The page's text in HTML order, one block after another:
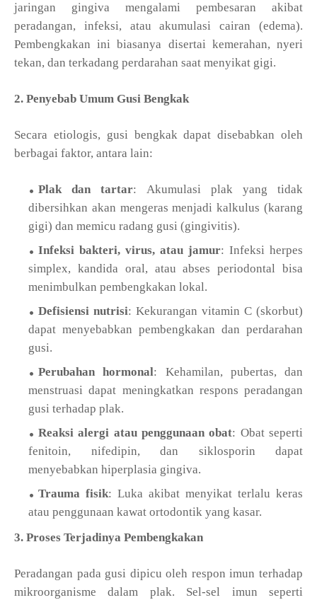
jaringan gingiva mengalami pembesaran akibat
peradangan, infeksi, atau akumulasi cairan (edema).
Pembengkakan ini biasanya disertai kemerahan, nyeri
tekan, dan terkadang perdarahan saat menyikat gigi.
2. Penyebab Umum Gusi Bengkak
Secara etiologis, gusi bengkak dapat disebabkan oleh
berbagai faktor, antara lain:
Plak dan tartar: Akumulasi plak yang tidak
dibersihkan akan mengeras menjadi kalkulus (karang
gigi) dan memicu radang gusi (gingivitis).
Infeksi bakteri, virus, atau jamur: Infeksi herpes
simplex, kandida oral, atau abses periodontal bisa
menimbulkan pembengkakan lokal.
Defisiensi nutrisi: Kekurangan vitamin C (skorbut)
dapat menyebabkan pembengkakan dan perdarahan
gusi.
Perubahan hormonal: Kehamilan, pubertas, dan
menstruasi dapat meningkatkan respons peradangan
gusi terhadap plak.
Reaksi alergi atau penggunaan obat: Obat seperti
fenitoin, nifedipin, dan siklosporin dapat
menyebabkan hiperplasia gingiva.
Trauma fisik: Luka akibat menyikat terlalu keras
atau penggunaan kawat ortodontik yang kasar.
3. Proses Terjadinya Pembengkakan
Peradangan pada gusi dipicu oleh respon imun terhadap
mikroorganisme dalam plak. Sel-sel imun seperti